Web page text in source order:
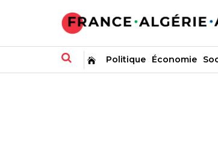
Politique Économie